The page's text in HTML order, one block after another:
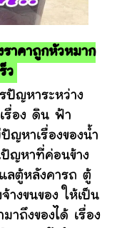
าคาถูกหัวหมาก
ว
หาระหว่าง
รื่อง ดิน ฟ้า
ญหาเรื่องของน้ำ
นปัญหาที่ค่อนข้าง
ลตู้หลังคารถ ตู้
งขนของ ให้เป็น
าถึงของได้ เรื่อง